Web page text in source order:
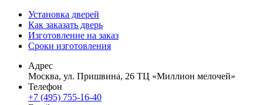
Установка дверей
Как заказать дверь
Изготовление на заказ
Сроки изготовления
Адрес
Москва, ул. Пришвина, 26 ТЦ «Миллион мелочей»
Телефон
+7 (495) 755-16-40